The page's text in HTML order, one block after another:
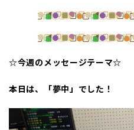
☆今週のメッセージテーマ☆
本日は、「夢中」でした！